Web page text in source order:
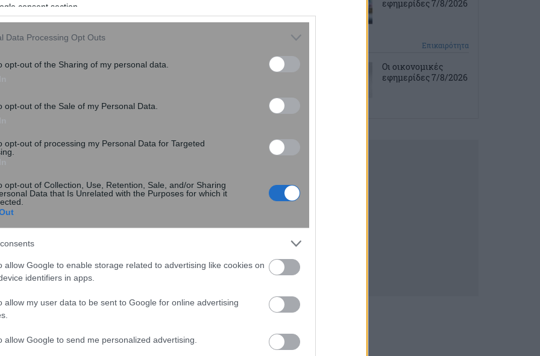
consent section.
Data Processing Opt Outs
opt-out of the Sharing of my personal data.
opt-out of the Sale of my Personal Data.
opt-out of processing my Personal Data for Targeted
opt-out of Collection, Use, Retention, Sale, and/or Sharing
Data that Is Unrelated with the Purposes for which it
allow Google to enable storage related to advertising like cookies on
identifiers in apps.
allow my user data to be sent to Google for online advertising
allow Google to send me personalized advertising.
αυτοδιοίκηση, το υπουργείο Εσωτερικών έχει
τη θεσμοθέτησή τους δεν είχαν αποκτήσει ένα
ταυτόχρονα να διέπονται από διατάξεις που αφορούν
κρατικές περιφέρειες και τις αιρετές νομαρχίες.
να εμπίπτει στην αρμοδιότητα περισσότερων
που οδηγούσε σε αναποτελεσματικότητα και
του ενιαίου Κώδικα Τοπικής Αυτοδιοίκησης για
στη δράση των δήμων
με ηλεκτρονική ψηφοφορία και
εφημερίδες 7/8/2026
Επικαιρότητα
Οι οικονομικές
εφημερίδες 7/8/2026